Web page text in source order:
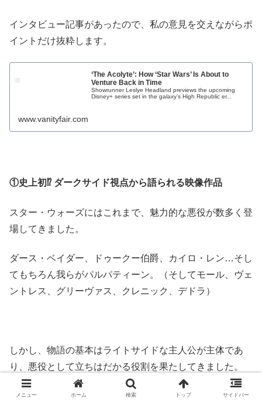
インタビュー記事があったので、私の意見を交えながらポ
イントだけ抜粋します。
‘The Acolyte’: How ‘Star Wars’ Is About to
Venture Back in Time
Showrunner Leslye Headland previews the upcoming
Disney+ series set in the galaxy’s High Republic er...
www.vanityfair.com
①史上初⁉ ダークサイド視点から語られる映像作品
スター・ウォーズにはこれまで、魅力的な悪役が数多く登
場してきました。
ダース・ベイダー、ドゥークー伯爵、カイロ・レン…そし
てもちろん我らがパルパティーン。（そしてモール、ヴェ
ントレス、グリーヴァス、クレニック、デドラ）
しかし、物語の基本はライトサイドな主人公が主体であ
り、悪役として立ちはだかる役割を果たしてきました。
彼らの素性や信念が垣間見れることがあっても、主人公に
メニュー ホーム 検索 トップ サイドバー